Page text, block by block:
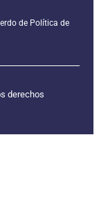
de Política de
derechos